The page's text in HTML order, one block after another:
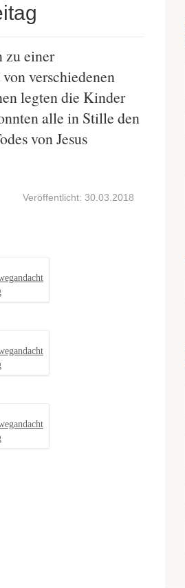
zu einer
verschiedenen
legten die Kinder
alle in Stille den
von Jesus
Veröffentlicht: 30.03.2018